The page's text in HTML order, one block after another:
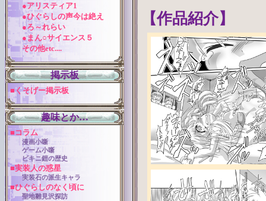
●アリスティア1
●ひぐらしの声今は絶え
●ろ～れらい
●まん○サイエンス５
その他etc....
掲示板
■くそげー掲示板
趣味とか…
■コラム
漫画小噺
ゲーム小噺
ビキニ鎧の歴史
■実装人の惑星
実装石の派生キャラ
■ひぐらしのなく頃に
聖地雛見沢探訪
【作品紹介】